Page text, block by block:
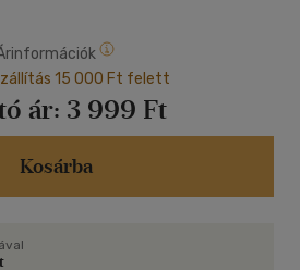
15 000 Ft felett
ár: 3 999 Ft
Kosárba